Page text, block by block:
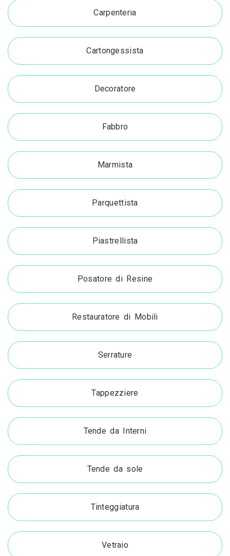
Carpenteria
Cartongessista
Decoratore
Fabbro
Marmista
Parquettista
Piastrellista
Posatore di Resine
Restauratore di Mobili
Serrature
Tappezziere
Tende da Interni
Tende da sole
Tinteggiatura
Vetraio